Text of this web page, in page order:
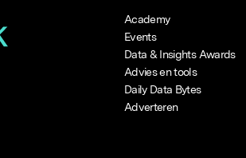
Academy
Events
Data & Insights Awards
Advies en tools
Daily Data Bytes
Adverteren